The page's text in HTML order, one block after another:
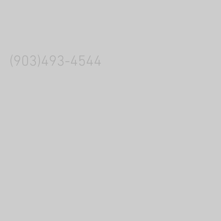
(903)493-4544